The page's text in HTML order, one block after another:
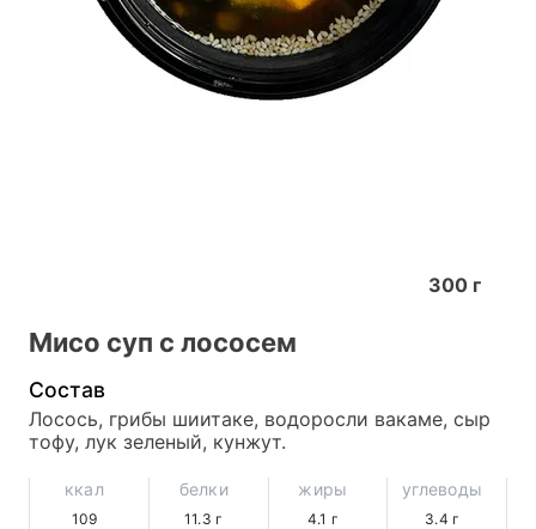
300 г
Мисо суп c лососем
Состав
Лосось, грибы шиитаке, водоросли вакаме, сыр
тофу, лук зеленый, кунжут.
ккал
109
белки
11.3 г
жиры
4.1 г
углеводы
3.4 г